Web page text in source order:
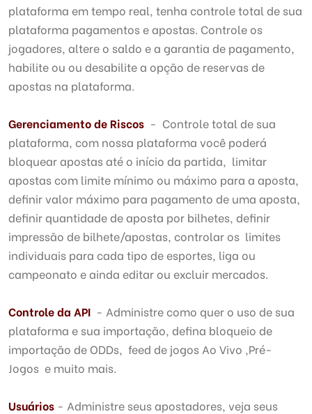
plataforma em tempo real, tenha controle total de sua
plataforma pagamentos e apostas. Controle os
jogadores, altere o saldo e a garantia de pagamento,
habilite ou ou desabilite a opção de reservas de
apostas na plataforma.
Gerenciamento de Riscos - Controle total de sua
plataforma, com nossa plataforma você poderá
bloquear apostas até o início da partida, limitar
apostas com limite mínimo ou máximo para a aposta,
definir valor máximo para pagamento de uma aposta,
definir quantidade de aposta por bilhetes, definir
impressão de bilhete/apostas, controlar os limites
individuais para cada tipo de esportes, liga ou
campeonato e ainda editar ou excluir mercados.
Controle da API - Administre como quer o uso de sua
plataforma e sua importação, defina bloqueio de
importação de ODDs, feed de jogos Ao Vivo ,Pré-
Jogos e muito mais.
Usuários - Administre seus apostadores, veja seus